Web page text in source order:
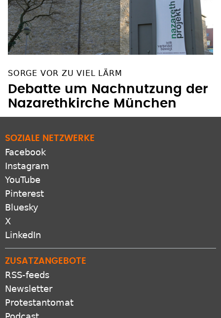
SORGE VOR ZU VIEL LÄRM
Debatte um Nachnutzung der
Nazarethkirche München
SOZIALE NETZWERKE
Facebook
Instagram
YouTube
Pinterest
Bluesky
X
LinkedIn
ZUSATZANGEBOTE
RSS-feeds
Newsletter
Protestantomat